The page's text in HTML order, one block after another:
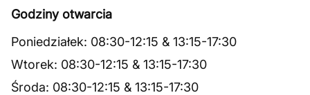
Godziny otwarcia
Poniedziałek: 08:30-12:15 & 13:15-17:30
Wtorek: 08:30-12:15 & 13:15-17:30
Środa: 08:30-12:15 & 13:15-17:30